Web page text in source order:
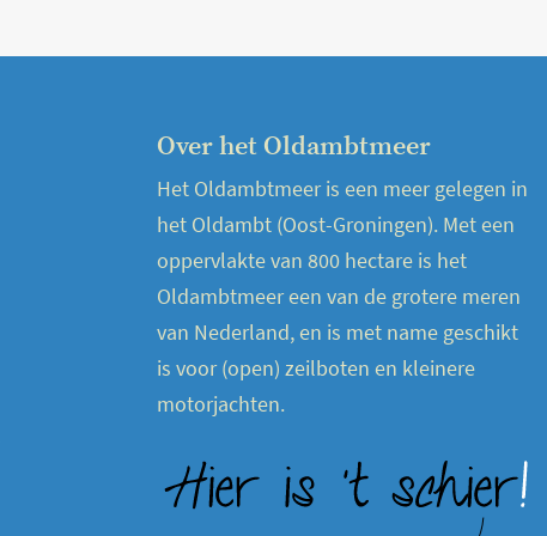
Over het Oldambtmeer
Het Oldambtmeer is een meer gelegen in
het Oldambt (Oost-Groningen). Met een
oppervlakte van 800 hectare is het
Oldambtmeer een van de grotere meren
van Nederland, en is met name geschikt
is voor (open) zeilboten en kleinere
motorjachten.